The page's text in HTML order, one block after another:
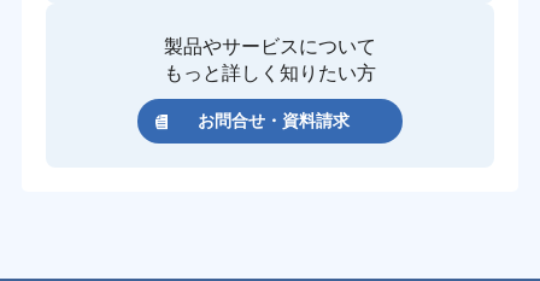
製品やサービスについて
もっと詳しく知りたい方
お問合せ・資料請求